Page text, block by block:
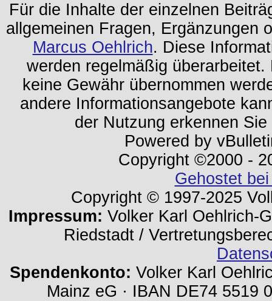
Für die Inhalte der einzelnen
allgemeinen Fragen, Ergänzungen
Marcus Oehlrich. Diese
werden regelmäßig
keine Gewähr übernommen
andere Informationsangebote
der Nutzung erkennen
Powered by
Copyright ©2000 -
Gehostet
Copyright © 1997-2025
Impressum: Volker Karl Oehlrich-
Riedstadt /
Spendenkonto: Volker Karl
Mainz eG · IBAN DE74 5519